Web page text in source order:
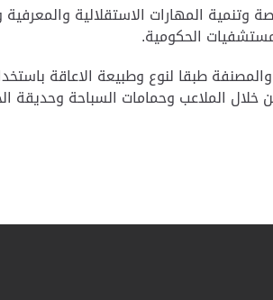
المهارات الاستقلالية
الحكومية.
والمصنفة طبقا لنوع وطبيعة الاعاقة
الملاعب وحمامات السباحة وحديقة